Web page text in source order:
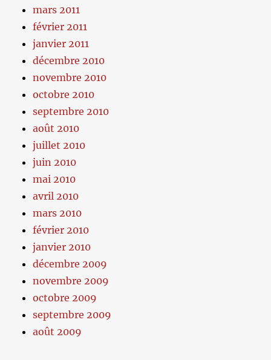
mars 2011
février 2011
janvier 2011
décembre 2010
novembre 2010
octobre 2010
septembre 2010
août 2010
juillet 2010
juin 2010
mai 2010
avril 2010
mars 2010
février 2010
janvier 2010
décembre 2009
novembre 2009
octobre 2009
septembre 2009
août 2009